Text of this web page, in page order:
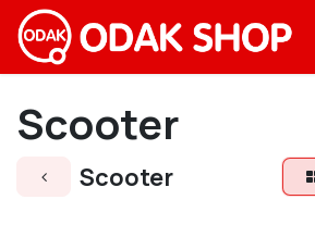
İçereği Atla
Scooter
Scooter